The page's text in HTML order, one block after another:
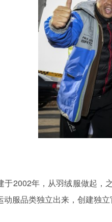
年，从羽绒服做起，之
服品类独立出来，创建独立